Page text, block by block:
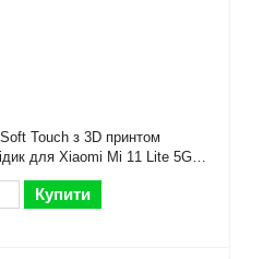
Touch з 3D принтом
для Xiaomi Mi 11 Lite 5G
захист камери)
Купити